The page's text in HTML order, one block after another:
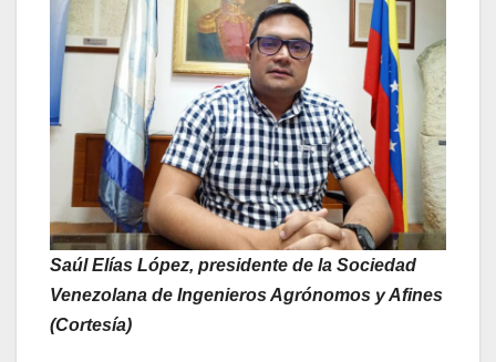
Saúl Elías López, presidente de la Sociedad
Venezolana de Ingenieros Agrónomos y Afines
(Cortesía)